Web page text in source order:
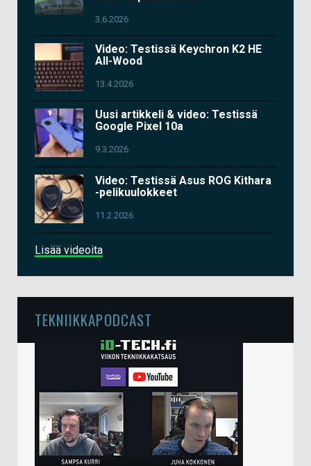
3.6.2026
Video: Testissä Keychron K2 HE
All-Wood
13.4.2026
Uusi artikkeli & video: Testissä
Google Pixel 10a
9.3.2026
Video: Testissä Asus ROG Kithara
-pelikuulokkeet
11.2.2026
Lisää videoita
TEKNIIKKAPODCAST